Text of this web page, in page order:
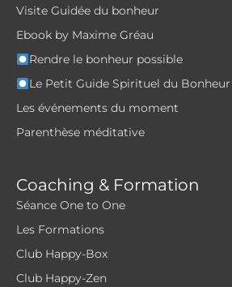
Visite Guidée du bonheur
Ebook by Maxime Gréau
Rendre le bonheur possible
Le Petit Guide Spirituel du Bonheur
Les événements du moment
Parenthèse méditative
Coaching & Formation
Séance One to One
Les Formations
Club Happy-Box
Club Happy-Zen